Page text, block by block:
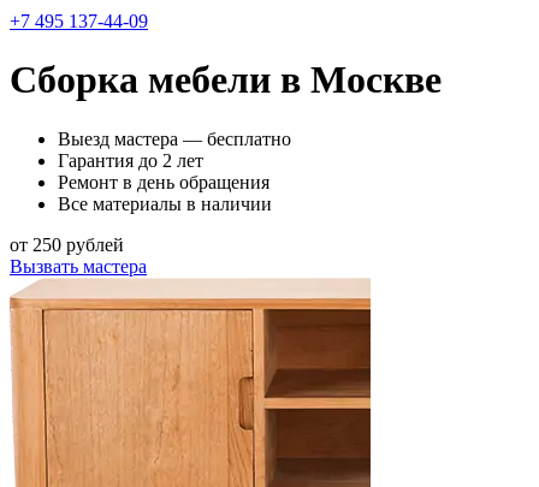
+7 495 137-44-09
Сборка мебели в Москве
Выезд мастера — бесплатно
Гарантия до 2 лет
Ремонт в день обращения
Все материалы в наличии
от 250 рублей
Вызвать мастера